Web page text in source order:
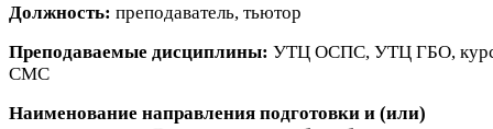
Должность: преподаватель, тьютор
Преподаваемые дисциплины: УТЦ ОСПС, УТЦ ГБО,
СМС
Наименование направления подготовки и (или)